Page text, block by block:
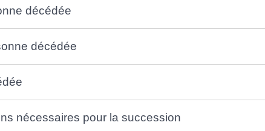
décédée
décédée
nécessaires pour la succession